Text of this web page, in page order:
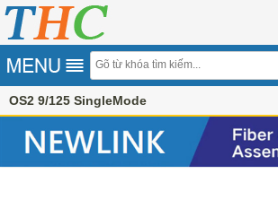
OS2 9/125 SingleMode